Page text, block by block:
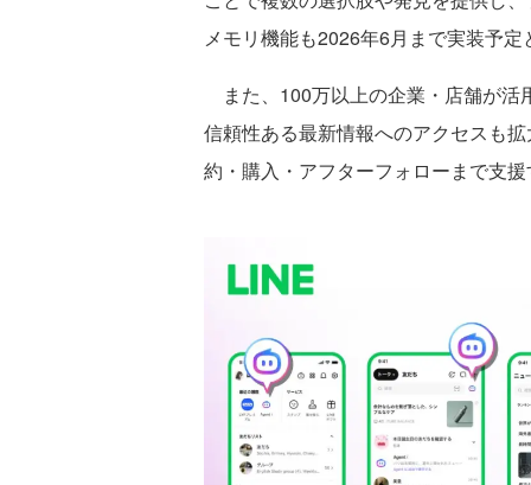
メモリ機能も2026年6月まで実装予定
また、100万以上の企業・店舗が活
信頼性ある最新情報へのアクセスも
約・購入・アフターフォローまで支